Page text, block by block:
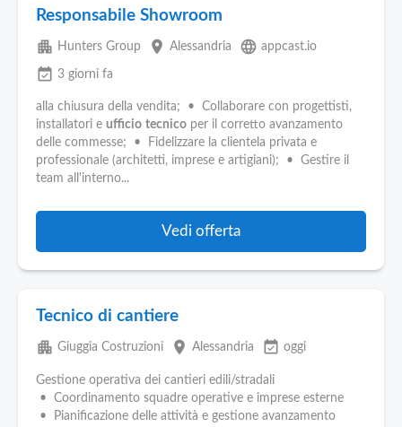
Responsabile Showroom
apartment Hunters Group place Alessandria language appcast.io
event_available 3 giorni fa
alla chiusura della vendita; • Collaborare con progettisti,
installatori e ufficio tecnico per il corretto avanzamento
delle commesse; • Fidelizzare la clientela privata e
professionale (architetti, imprese e artigiani); • Gestire il
team all'interno...
Vedi offerta
Tecnico di cantiere
apartment Giuggia Costruzioni place Alessandria event_available oggi
Gestione operativa dei cantieri edili/stradali
• Coordinamento squadre operative e imprese esterne
• Pianificazione delle attività e gestione avanzamento